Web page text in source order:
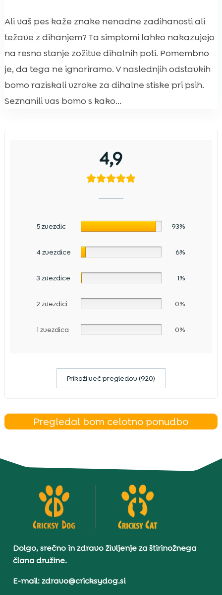
Ali vaš pes kaže znake nenadne zadihanosti ali
težave z dihanjem? Ta simptomi lahko nakazujejo
na resno stanje zožitve dihalnih poti. Pomembno
je, da tega ne ignoriramo. V naslednjih odstavkih
bomo raziskali vzroke za dihalne stiske pri psih.
Seznanili vas bomo s kako...
4,9
5 zvezdic 93%
4 zvezdice 6%
3 zvezdice 1%
2 zvezdici 0%
1 zvezdica 0%
Prikaži več pregledov (920)
Pregledal bom celotno ponudbo
Dolgo, srečno in zdravo življenje za štirinožnega
člana družine.
E-mail: zdravo@cricksydog.si